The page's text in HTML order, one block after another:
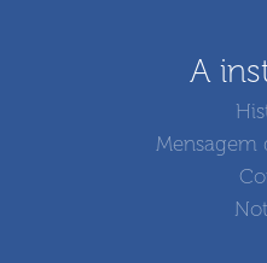
A
Mensagem